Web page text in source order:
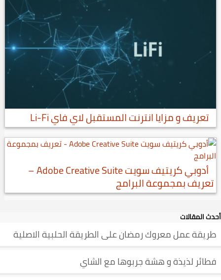
تعريف و مزايا انترنت المستقبل لاي فاي Li-Fi
أدوبي كريتيف سويت Adobe Creative Suite –
تعريف بمجموعة البرامج
أحدث المقالات
طريقة عمل معروك رمضان على الطريقة الحلبية الاصلية
فطائر لذيذة و هشة جربوها مع الشاي